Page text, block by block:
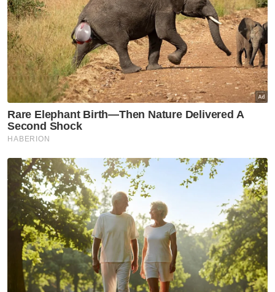
akaunnya (1880) yang baru dibuka pada hari
yang sama. Tiada transaksi penggunaan
daripada akaun 1880 ini sebaliknya ia telah
digunakan sebagai akaun perlapisan untuk
memindahkan baki wang 1MDB bernilai
RM161,411,646.34 tersebut kepada dua
akaun AmIslamic Bank bernombor akhir 1906
dan 1898 milik Najib.
“Kaedah FIFO yang digunakan ke atas
siasatan jejakan kewangan bagi kedua-dua
akaun AmIslamic ini mendapati berlaku
penggunaan dana haram 1MDB dengan
corak yang sama seperti akaun AmBank
9694 di mana wang telah disalurkan kepada
parti politik, individu dan entiti perniagaan,”
katanya.